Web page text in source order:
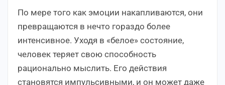
По мере того как эмоции накапливаются, они
превращаются в нечто гораздо более
интенсивное. Уходя в «белое» состояние,
человек теряет свою способность
рационально мыслить. Его действия
становятся импульсивными, и он может даже